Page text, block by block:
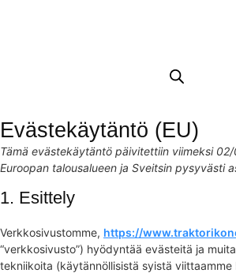
Evästekäytäntö (EU)
Tämä evästekäytäntö päivitettiin viimeksi
Euroopan talousalueen ja Sveitsin pysyvästi
1. Esittely
Verkkosivustomme, https://
“verkkosivusto”) hyödyntää evästeitä ja
tekniikoita (käytännöllisistä syistä viittaamme